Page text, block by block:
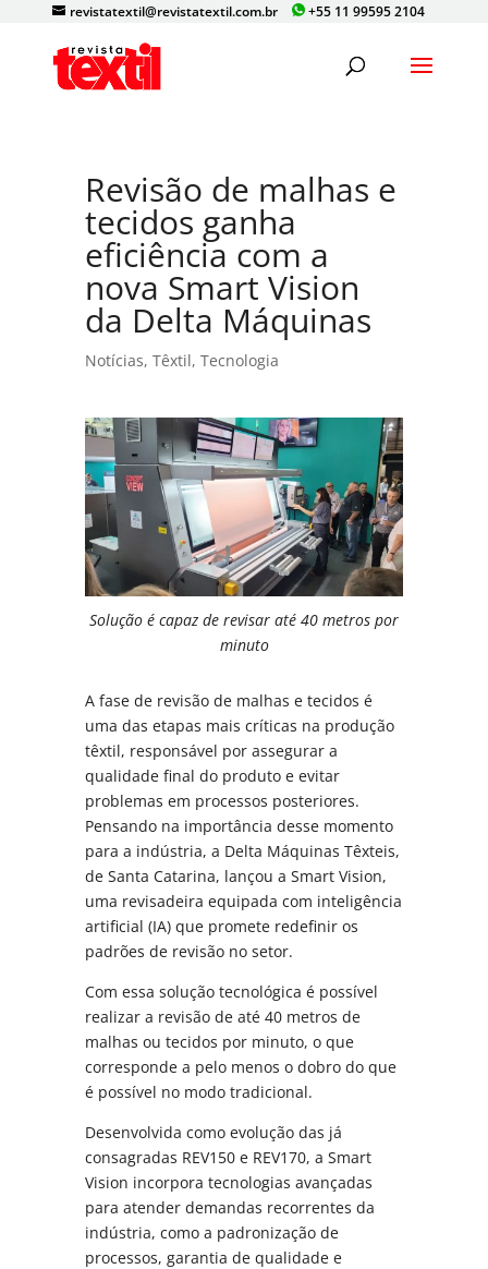
+55 11 99595 2104
revistatextil@revistatextil.com.br
Revisão de malhas e
tecidos ganha
eficiência com a
nova Smart Vision
da Delta Máquinas
Notícias,Têxtil,Tecnologia
Solução é capaz de revisar até 40 metros por
minuto
A fase de revisão de malhas e tecidos é
uma das etapas mais críticas na produção
têxtil, responsável por assegurar a
qualidade final do produto e evitar
problemas em processos posteriores.
Pensando na importância desse momento
para a indústria, a Delta Máquinas Têxteis,
de Santa Catarina, lançou a Smart Vision,
uma revisadeira equipada com inteligência
artificial (IA) que promete redefinir os
padrões de revisão no setor.
Com essa solução tecnológica é possível
realizar a revisão de até 40 metros de
malhas ou tecidos por minuto, o que
corresponde a pelo menos o dobro do que
é possível no modo tradicional.
Desenvolvida como evolução das já
consagradas REV150 e REV170, a Smart
Vision incorpora tecnologias avançadas
para atender demandas recorrentes da
indústria, como a padronização de
processos, garantia de qualidade e